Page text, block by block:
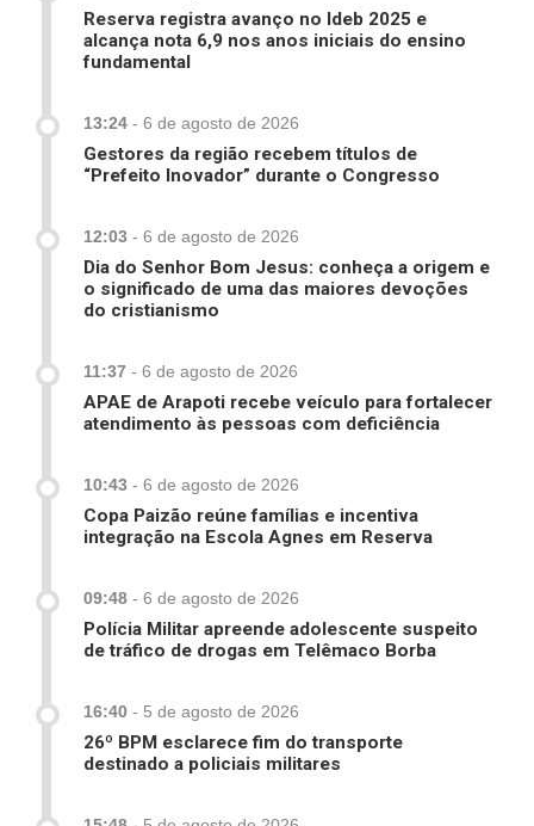
Reserva registra avanço no Ideb 2025 e
alcança nota 6,9 nos anos iniciais do ensino
fundamental
13:24 - 6 de agosto de 2026
Gestores da região recebem títulos de
“Prefeito Inovador” durante o Congresso
12:03 - 6 de agosto de 2026
Dia do Senhor Bom Jesus: conheça a origem e
o significado de uma das maiores devoções
do cristianismo
11:37 - 6 de agosto de 2026
APAE de Arapoti recebe veículo para fortalecer
atendimento às pessoas com deficiência
10:43 - 6 de agosto de 2026
Copa Paizão reúne famílias e incentiva
integração na Escola Agnes em Reserva
09:48 - 6 de agosto de 2026
Polícia Militar apreende adolescente suspeito
de tráfico de drogas em Telêmaco Borba
16:40 - 5 de agosto de 2026
26º BPM esclarece fim do transporte
destinado a policiais militares